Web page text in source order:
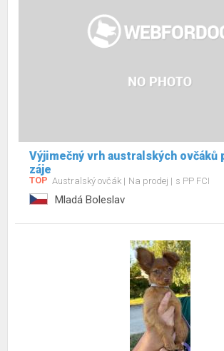
Výjimečný vrh australských ovčáků
záje
TOP Australský ovčák Na prodej s PP FCI
Mladá Boleslav